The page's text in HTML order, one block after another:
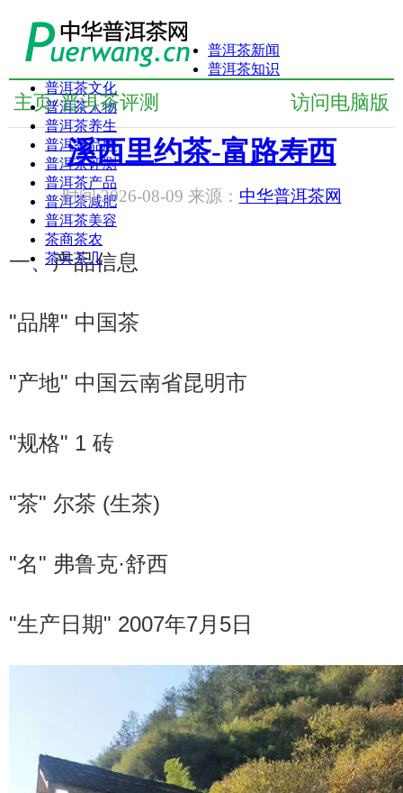
普洱茶新闻
普洱茶知识
普洱茶文化
普洱茶人物
普洱茶养生
普洱茶品牌
普洱茶评测
普洱茶产品
普洱茶减肥
普洱茶美容
茶商茶农
茶具茶几
访问电脑版
主页/ 普洱茶评测
溪西里约茶-富路寿西
时间:2026-08-09 来源： 中华普洱茶网
一、产品信息
"品牌" 中国茶
"产地" 中国云南省昆明市
"规格" 1 砖
"茶" 尔茶 (生茶)
"名" 弗鲁克·舒西
"生产日期" 2007年7月5日